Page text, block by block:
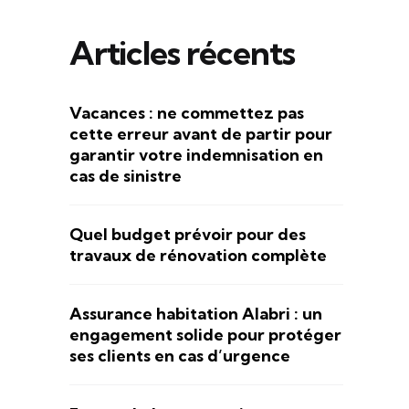
Articles récents
Vacances : ne commettez pas
cette erreur avant de partir pour
garantir votre indemnisation en
cas de sinistre
Quel budget prévoir pour des
travaux de rénovation complète
Assurance habitation Alabri : un
engagement solide pour protéger
ses clients en cas d’urgence